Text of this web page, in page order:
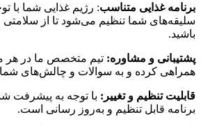
برنامه غذایی متناسب: رژیم غذایی شما با
سلیقه‌های شما تنظیم می‌شود تا از سلامتی
باشید.
پشتیبانی و مشاوره: تیم متخصص ما در هر
همراهی کرده و به سوالات و چالش‌های
قابلیت تنظیم و تغییر: با توجه به پیشرفت
برنامه قابل تنظیم و به‌روز رسانی است.